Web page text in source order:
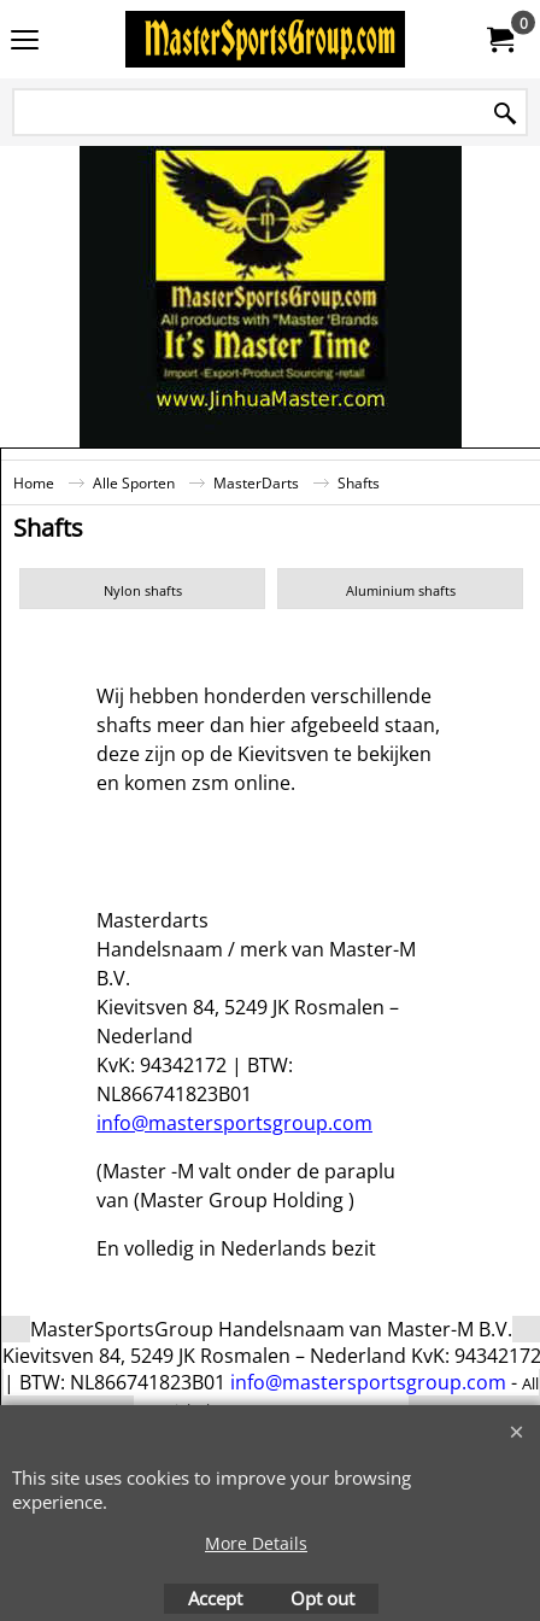
0
Home Alle Sporten MasterDarts Shafts
Shafts
Nylon shafts Aluminium shafts
Wij hebben honderden verschillende
shafts meer dan hier afgebeeld staan,
deze zijn op de Kievitsven te bekijken
en komen zsm online.
Masterdarts
Handelsnaam / merk van Master-M
B.V.
Kievitsven 84, 5249 JK Rosmalen –
Nederland
KvK: 94342172 | BTW:
NL866741823B01
info@mastersportsgroup.com
(Master -M valt onder de paraplu
van (Master Group Holding )
En volledig in Nederlands bezit
MasterSportsGroup Handelsnaam van Master-M B.V.
Kievitsven 84, 5249 JK Rosmalen – Nederland KvK: 94342172
| BTW: NL866741823B01 info@mastersportsgroup.com - All
copyright by MasterSportsGroup 2026
To create online store
ShopFactory eCommerce
This site uses cookies to improve your browsing
experience.
More Details
Accept Opt out